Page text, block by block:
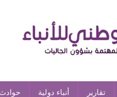
تقارير أنباء دولية